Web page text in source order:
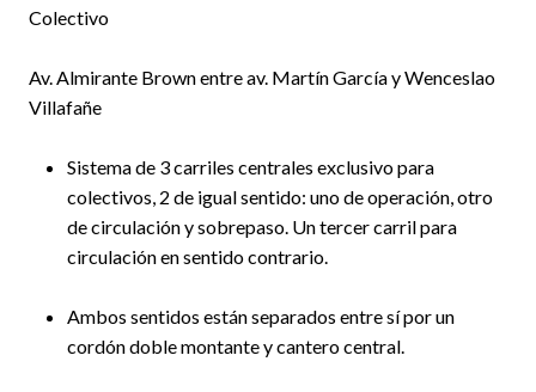
Colectivo
Av. Almirante Brown entre av. Martín García y Wenceslao
Villafañe
Sistema de 3 carriles centrales exclusivo para
colectivos, 2 de igual sentido: uno de operación, otro
de circulación y sobrepaso. Un tercer carril para
circulación en sentido contrario.
Ambos sentidos están separados entre sí por un
cordón doble montante y cantero central.